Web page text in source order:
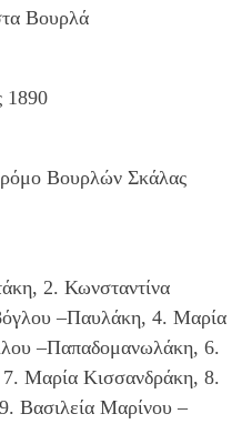
Βουρλά
1890
Βουρλών Σκάλας
2. Κωνσταντίνα
–Παυλάκη, 4. Μαρία
–Παπαδομανωλάκη, 6.
Μαρία Κισσανδράκη, 8.
Βασιλεία Μαρίνου –